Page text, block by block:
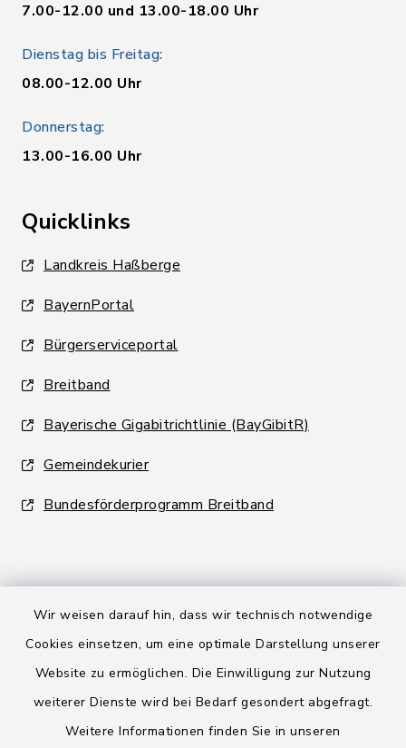
Wir weisen darauf hin, dass wir technisch notwendige
Cookies einsetzen, um eine optimale Darstellung unserer
Website zu ermöglichen. Die Einwilligung zur Nutzung
weiterer Dienste wird bei Bedarf gesondert abgefragt.
Weitere Informationen finden Sie in unseren
7.00-12.00 und 13.00-18.00 Uhr
Dienstag bis Freitag:
08.00-12.00 Uhr
Donnerstag:
13.00-16.00 Uhr
Quicklinks
Landkreis Haßberge
BayernPortal
Bürgerserviceportal
Breitband
Bayerische Gigabitrichtlinie (BayGibitR)
Gemeindekurier
Bundesförderprogramm Breitband
Kontakt
Barrierefreiheit
Datenschutz